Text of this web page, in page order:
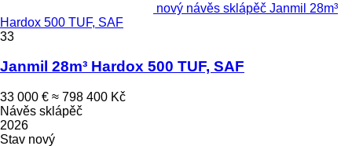
nový návěs sklápěč Janmil 28m³
Hardox 500 TUF, SAF
33
Janmil 28m³ Hardox 500 TUF, SAF
33 000 € ≈ 798 400 Kč
Návěs sklápěč
2026
Stav nový